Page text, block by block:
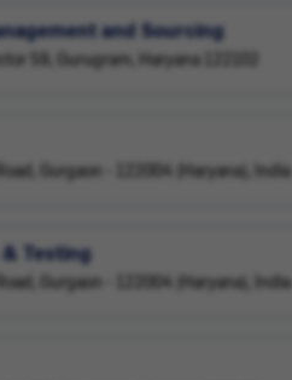
and Sourcing
59, Gurugram, Haryana 122102
Gurgaon - 122004 (Haryana), India
Testing
Gurgaon - 122004 (Haryana), India